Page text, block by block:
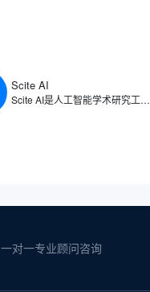
Scite AI
Scite AI是人工智能学术研究工具，注重引文的分类，能够展示文献之间的引用关系，真正解读引用背后的意图与情境，让您了解一篇论文究竟是被支持、被反驳，还是仅仅被提及，让您理解论文之间的相互关系。Scite AI像一位学术伙伴，通过智能引用，显示文章被引用的次数，深入分析引用的具体上下文，让您快速判断一篇论文的可靠性和影响力。
一对一专业顾问咨询